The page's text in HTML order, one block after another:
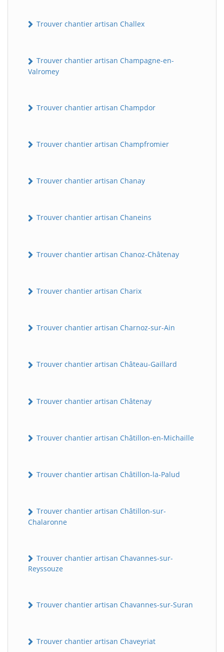
Trouver chantier artisan Challex
Trouver chantier artisan Champagne-en-
Valromey
Trouver chantier artisan Champdor
Trouver chantier artisan Champfromier
Trouver chantier artisan Chanay
Trouver chantier artisan Chaneins
Trouver chantier artisan Chanoz-Châtenay
Trouver chantier artisan Charix
Trouver chantier artisan Charnoz-sur-Ain
Trouver chantier artisan Château-Gaillard
Trouver chantier artisan Châtenay
Trouver chantier artisan Châtillon-en-Michaille
Trouver chantier artisan Châtillon-la-Palud
Trouver chantier artisan Châtillon-sur-
Chalaronne
Trouver chantier artisan Chavannes-sur-
Reyssouze
Trouver chantier artisan Chavannes-sur-Suran
Trouver chantier artisan Chaveyriat